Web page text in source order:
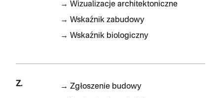
→ Wizualizacje architektoniczne
→ Wskaźnik zabudowy
→ Wskaźnik biologiczny
Z. → Zgłoszenie budowy